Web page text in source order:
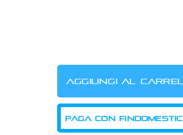
PAGA CON FINDOMESTIC